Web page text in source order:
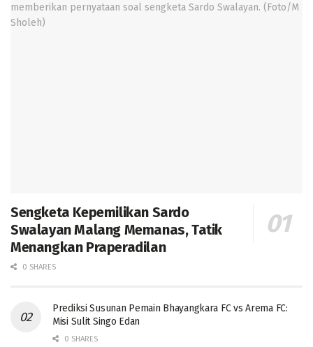
Sengketa Kepemilikan Sardo
Swalayan Malang Memanas, Tatik
Menangkan Praperadilan
0 SHARES
Prediksi Susunan Pemain Bhayangkara FC vs Arema FC:
Misi Sulit Singo Edan
0 SHARES